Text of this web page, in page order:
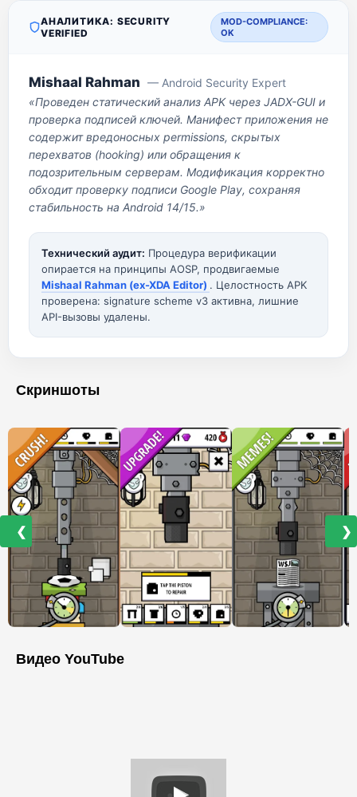
АНАЛИТИКА: SECURITY
VERIFIED
MOD-COMPLIANCE:
OK
Mishaal Rahman — Android Security Expert
«Проведен статический анализ APK через JADX-GUI и
проверка подписей ключей. Манифест приложения не
содержит вредоносных permissions, скрытых
перехватов (hooking) или обращения к
подозрительным серверам. Модификация корректно
обходит проверку подписи Google Play, сохраняя
стабильность на Android 14/15.»
Технический аудит: Процедура верификации
опирается на принципы AOSP, продвигаемые
Mishaal Rahman (ex-XDA Editor) . Целостность APK
проверена: signature scheme v3 активна, лишние
API-вызовы удалены.
Скриншоты
❮ ❯
Видео YouTube